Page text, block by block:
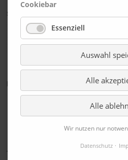
Spectro
Hochschule Rhein-Waal
Traperto
Cookiebar
Essenziell
Auswahl
Alle
Alle
Wir nutzen nur
Datenschutz